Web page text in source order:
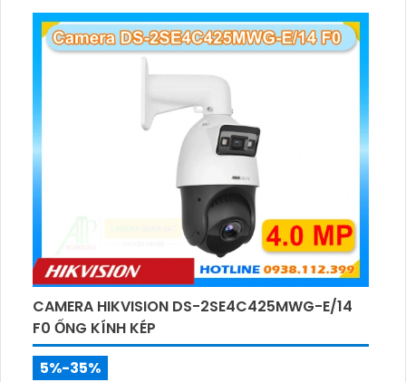
giám sát khu vực rộng cả ngày lẫn đêm.
CAMERA HIKVISION DS-2SE4C425MWG-E/14
F0 ỐNG KÍNH KÉP
5%-35%